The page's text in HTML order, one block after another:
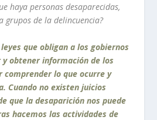
haya personas desaparecidas,
grupos de la delincuencia?
que obligan a los gobiernos
obtener información de los
comprender lo que ocurre y
Cuando no existen juicios
que la desaparición nos puede
hacemos las actividades de